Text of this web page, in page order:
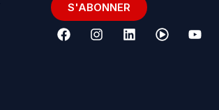
S'ABONNER